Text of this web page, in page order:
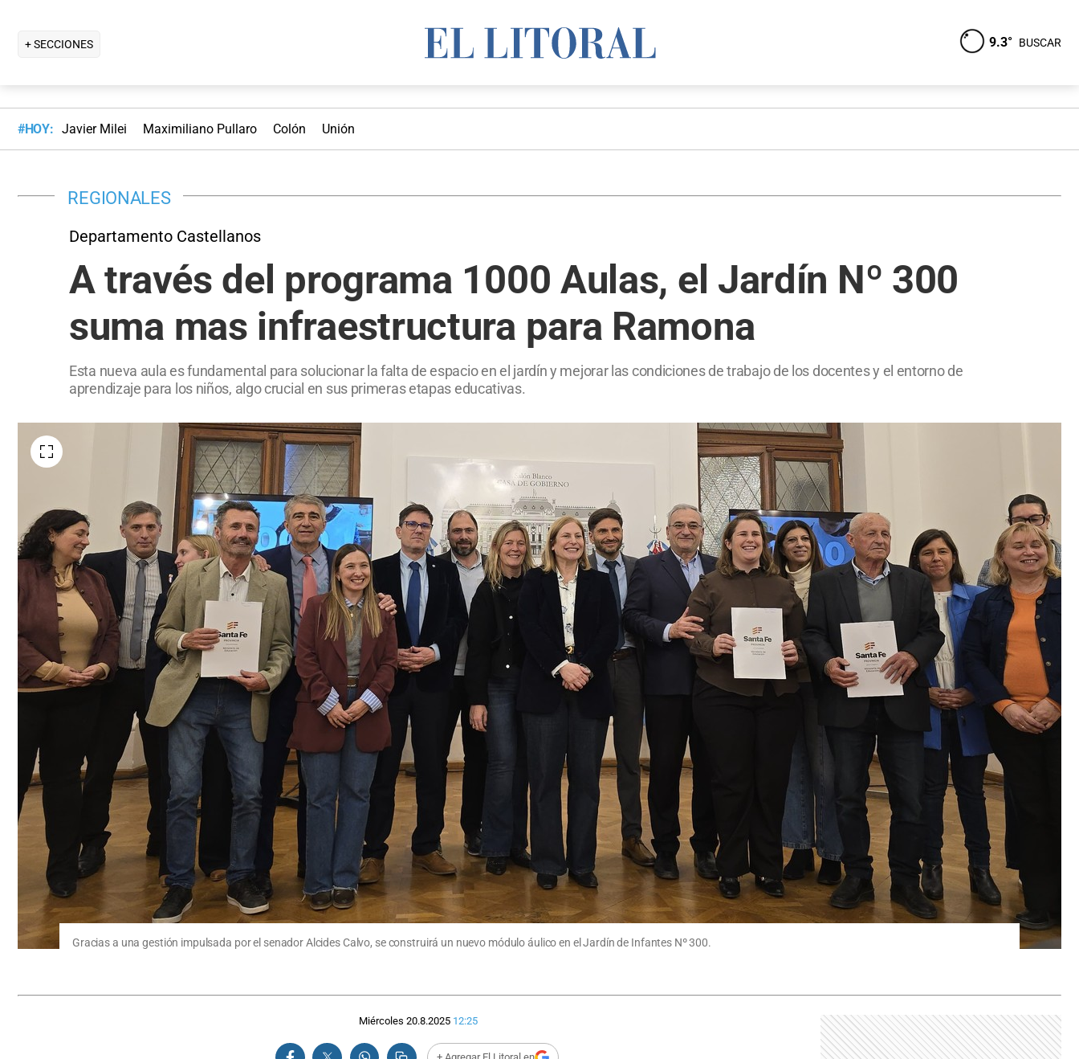
+ SECCIONES 9.3° BUSCAR
#HOY: Javier Milei Maximiliano Pullaro Colón Unión
REGIONALES
Departamento Castellanos
A través del programa 1000 Aulas, el Jardín Nº 300
suma mas infraestructura para Ramona
Esta nueva aula es fundamental para solucionar la falta de espacio en el jardín y mejorar las condiciones de trabajo de los docentes y el entorno de
aprendizaje para los niños, algo crucial en sus primeras etapas educativas.
Gracias a una gestión impulsada por el senador Alcides Calvo, se construirá un nuevo módulo áulico en el Jardín de Infantes Nº 300.
Miércoles 20.8.2025 12:25